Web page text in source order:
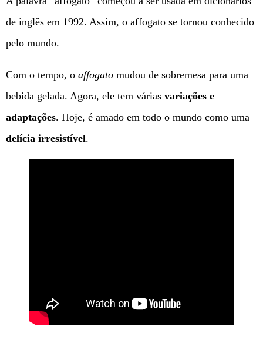
de inglês em 1992. Assim, o affogato se tornou conhecido
pelo mundo.
Com o tempo, o affogato mudou de sobremesa para uma
bebida gelada. Agora, ele tem várias variações e
adaptações. Hoje, é amado em todo o mundo como uma
delícia irresistível.